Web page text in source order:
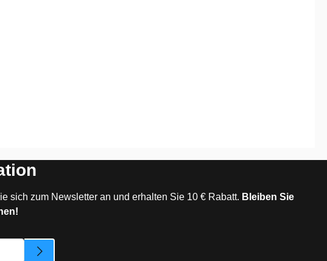
sich zum Newsletter an und erhalten Sie 10 € Rabatt. Bleiben Sie